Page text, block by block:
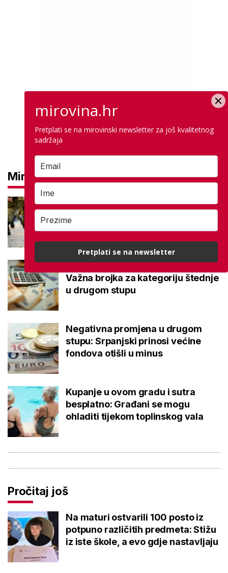
Mirovine
Mirovine branitelja: Dijele se u
140.000 umirovljenika
Što je MIREX i kako se računa?
Važna brojka za kategoriju štednje
u drugom stupu
Negativna promjena u drugom
stupu: Srpanjski prinosi većine
fondova otišli u minus
Kupanje u ovom gradu i sutra
besplatno: Građani se mogu
ohladiti tijekom toplinskog vala
Pročitaj još
Na maturi ostvarili 100 posto iz
potpuno različitih predmeta: Stižu
iz iste škole, a evo gdje nastavljaju
mirovina.hr
Pretplati se na mirovinski newsletter za još kvalitetnog
sadržaja
Pretplati se na newsletter